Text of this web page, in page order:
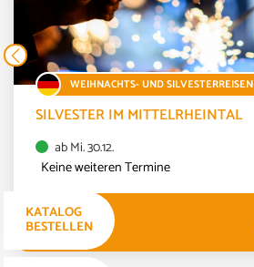
WEIHNACHTS- UND SILVESTERREISEN
SILVESTER IM MITTELRHEINTAL
ab Mi. 30.12.
Keine weiteren Termine
4 TAGE
KATALOG
BESTELLEN